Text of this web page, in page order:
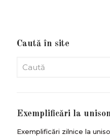
Caută în site
Exemplificări la
Exemplificări zilnice la